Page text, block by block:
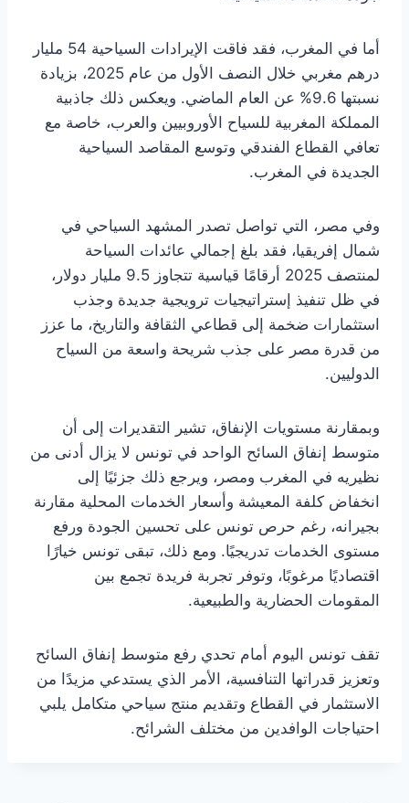
أما في المغرب، فقد فاقت الإيرادات السياحية 54 مليار
درهم مغربي خلال النصف الأول من عام 2025، بزيادة
نسبتها 9.6% عن العام الماضي. ويعكس ذلك جاذبية
المملكة المغربية للسياح الأوروبيين والعرب، خاصة مع
تعافي القطاع الفندقي وتوسع المقاصد السياحية
الجديدة في المغرب.
وفي مصر، التي تواصل تصدر المشهد السياحي في
شمال إفريقيا، فقد بلغ إجمالي عائدات السياحة
لمنتصف 2025 أرقامًا قياسية تتجاوز 9.5 مليار دولار،
في ظل تنفيذ إستراتيجيات ترويجية جديدة وجذب
استثمارات ضخمة إلى قطاعي الثقافة والتاريخ، ما عزز
من قدرة مصر على جذب شريحة واسعة من السياح
الدوليين.
وبمقارنة مستويات الإنفاق، تشير التقديرات إلى أن
متوسط إنفاق السائح الواحد في تونس لا يزال أدنى من
نظيريه في المغرب ومصر، ويرجع ذلك جزئيًا إلى
انخفاض كلفة المعيشة وأسعار الخدمات المحلية مقارنة
بجيرانه، رغم حرص تونس على تحسين الجودة ورفع
مستوى الخدمات تدريجيًا. ومع ذلك، تبقى تونس خيارًا
اقتصاديًا مرغوبًا، وتوفر تجربة فريدة تجمع بين
المقومات الحضارية والطبيعية.
تقف تونس اليوم أمام تحدي رفع متوسط إنفاق السائح
وتعزيز قدراتها التنافسية، الأمر الذي يستدعي مزيدًا من
الاستثمار في القطاع وتقديم منتج سياحي متكامل يلبي
احتياجات الوافدين من مختلف الشرائح.